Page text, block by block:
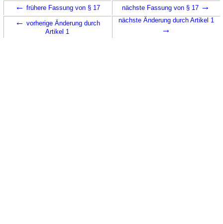
← frühere Fassung von § 17 nächste Fassung von § 17 →
← vorherige Änderung durch
Artikel 1
nächste Änderung durch Artikel 1
→